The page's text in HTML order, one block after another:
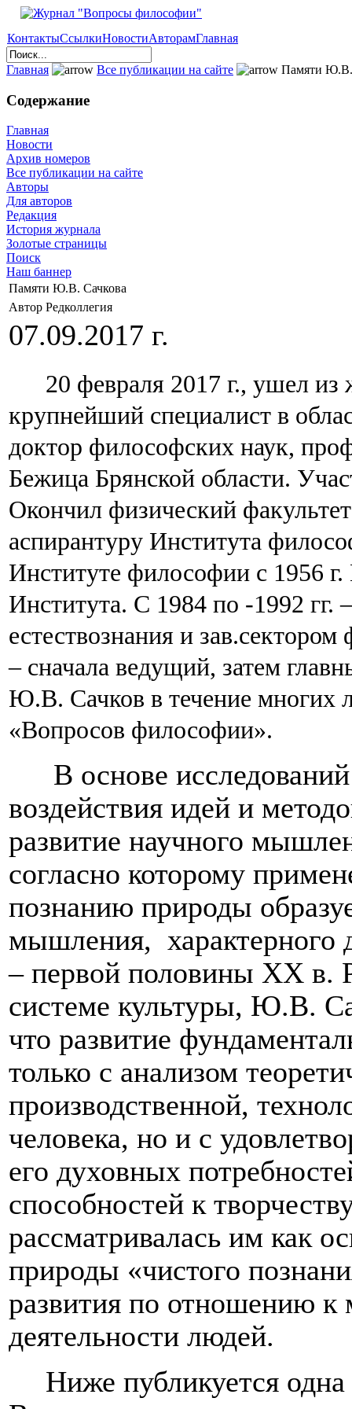
КонтактыСсылкиНовостиАвторамГлавная
Главная Все публикации на сайте Памяти Ю.В.
Содержание
Главная
Новости
Архив номеров
Все публикации на сайте
Авторы
Для авторов
Редакция
История журнала
Золотые страницы
Поиск
Наш баннер
Памяти Ю.В. Сачкова
Автор Редколлегия
07.09.2017 г.
20 февраля 2017 г., ушел
крупнейший специалист в
доктор философских наук,
Бежица Брянской области.
Окончил физический
аспирантуру Института
Институте философии с 1956
Института. С 1984 по -1992 гг.
естествознания и
‒ сначала ведущий, затем
Ю.В. Сачков в течение многих
«Вопросов философии».
В основе
воздействия идей и
развитие научного
согласно которому
познанию природы
мышления, характерного
– первой половины ХХ в.
системе культуры, Ю.В.
что развитие
только с анализом
производственной,
человека, но и с
его духовных
способностей к
рассматривалась им как
природы «чистого
развития по отношению к
деятельности людей.
Ниже публикуется